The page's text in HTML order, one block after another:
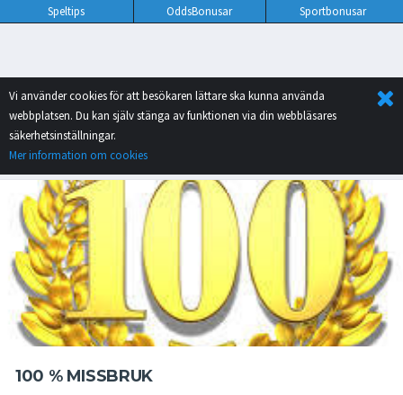
Speltips OddsBonusar Sportbonusar
Vi använder cookies för att besökaren lättare ska kunna använda
webbplatsen. Du kan själv stänga av funktionen via din webbläsares
säkerhetsinställningar.
Mer information om cookies
100 % MISSBRUK